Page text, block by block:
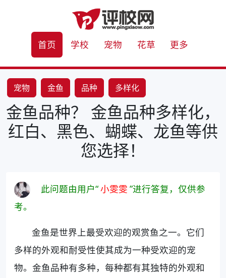
首页 学校 宠物 花草 更多
宠物 金鱼 品种 多样化
金鱼品种？ 金鱼品种多样化，
红白、黑色、蝴蝶、龙鱼等供
您选择！
此问题由用户“小雯雯 ”进行答复，仅供参
考。
金鱼是世界上最受欢迎的观赏鱼之一。它们
多样的外观和耐受性使其成为一种受欢迎的宠
物。金鱼品种有多种，每种都有其独特的外观和